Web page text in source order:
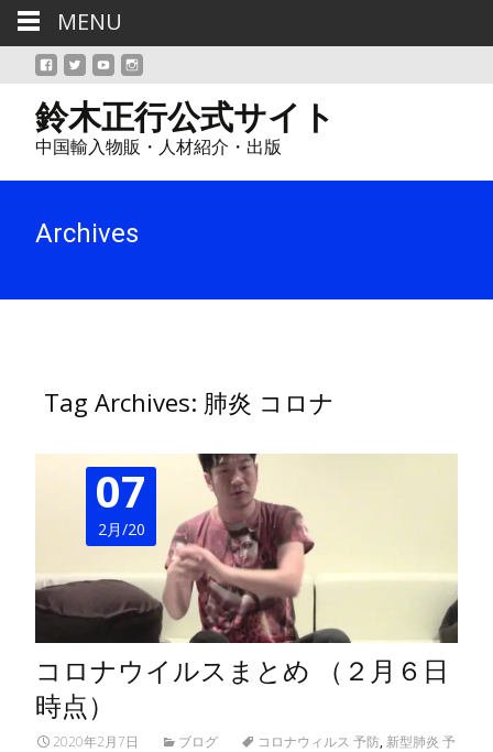
鈴木正行公式サイト
中国輸入物販・人材紹介・出版
Archives
Tag Archives: 肺炎 コロナ
07
2月/20
コロナウイルスまとめ （２月６日
時点）
2020年2月7日 ブログ コロナウィルス 予防, 新型肺炎 予
MENU